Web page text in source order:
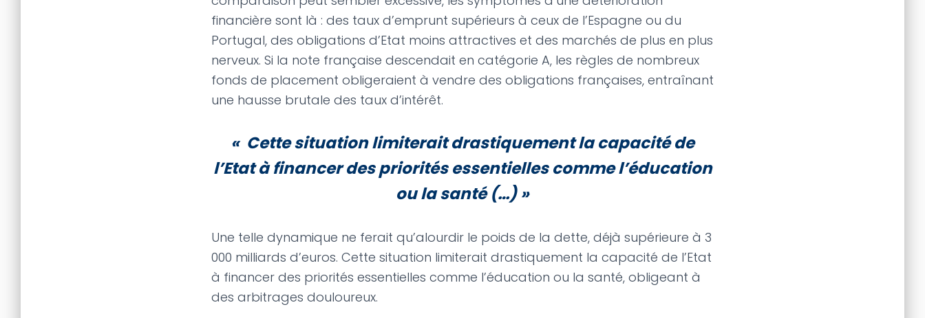
financière sont là : des taux d’emprunt supérieurs à ceux de l’Espagne ou du
Portugal, des obligations d’Etat moins attractives et des marchés de plus en plus
nerveux. Si la note française descendait en catégorie A, les règles de nombreux
fonds de placement obligeraient à vendre des obligations françaises, entraînant
une hausse brutale des taux d’intérêt.
« Cette situation limiterait drastiquement la capacité de
l’Etat à financer des priorités essentielles comme l’éducation
ou la santé (…)»
Une telle dynamique ne ferait qu’alourdir le poids de la dette, déjà supérieure à 3
000 milliards d’euros. Cette situation limiterait drastiquement la capacité de l’Etat
à financer des priorités essentielles comme l’éducation ou la santé, obligeant à
des arbitrages douloureux.